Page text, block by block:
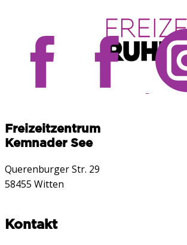
Freizeitzentrum
Kemnader See
Querenburger Str. 29
58455 Witten
Kontakt